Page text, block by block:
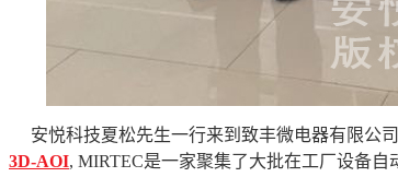
安悦科技夏松先生一行来到致丰微电器有限公
3D-AOI, MIRTEC是一家聚集了大批在工厂设备